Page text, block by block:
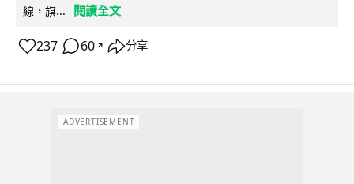
線，旗...
閱讀全文
237 60 ↗ 分享
ADVERTISEMENT